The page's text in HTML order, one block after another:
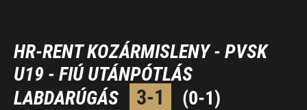
HR-RENT KOZÁRMISLENY - PVSK
U19 - FIÚ UTÁNPÓTLÁS
LABDARÚGÁS
3-1 (0-1)